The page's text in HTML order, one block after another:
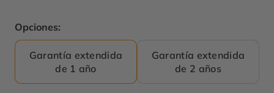
Estructura de tarifas:
Garantía Extendida de 2 años: £1099
Requisito de compra:
1. La máquina aún está dentro del período de
Opciones:
Garantía extendida
de 1 año
Garantía extendida
de 2 años